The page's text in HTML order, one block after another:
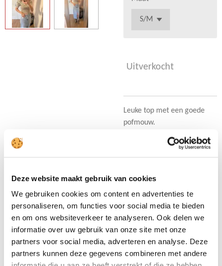
Deze website maakt gebruik van cookies
We gebruiken cookies om content en advertenties te
personaliseren, om functies voor social media te bieden
en om ons websiteverkeer te analyseren. Ook delen we
informatie over uw gebruik van onze site met onze
partners voor social media, adverteren en analyse. Deze
partners kunnen deze gegevens combineren met andere
Uitverkocht
Leuke top met een goede
pofmouw.
Ons model draagt haar
groter te nemen.
• 89% polyacryl
• 11% polyester
D
e
D
e
S
h
D
e